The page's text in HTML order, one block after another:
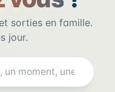
sorties en famille.
jour.